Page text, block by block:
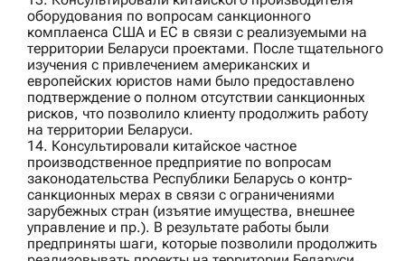
оборудования по вопросам санкционного
комплаенса США и ЕС в связи с реализуемыми на
территории Беларуси проектами. После тщательного
изучения с привлечением американских и
европейских юристов нами было предоставлено
подтверждение о полном отсутствии санкционных
рисков, что позволило клиенту продолжить работу
на территории Беларуси.
14. Консультировали китайское частное
производственное предприятие по вопросам
законодательства Республики Беларусь о контр-
санкционных мерах в связи с ограничениями
зарубежных стран (изъятие имущества, внешнее
управление и пр.). В результате работы были
предприняты шаги, которые позволили продолжить